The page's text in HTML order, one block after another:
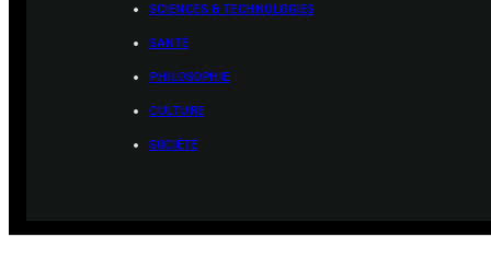
SCIENCES & TECHNOLOGIES
SANTÉ
PHILOSOPHIE
CULTURE
SOCIÉTÉ